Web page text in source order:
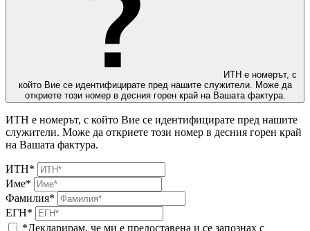
ИТН е номерът, с
който Вие се идентифицирате пред нашите служители. Може да
откриете този номер в десния горен край на Вашата фактура.
ИТН е номерът, с който Вие се идентифицирате пред нашите
служители. Може да откриете този номер в десния горен край
на Вашата фактура.
ИТН*
Име*
Фамилия*
ЕГН*
*Декларирам, че ми е предоставена и се запознах с